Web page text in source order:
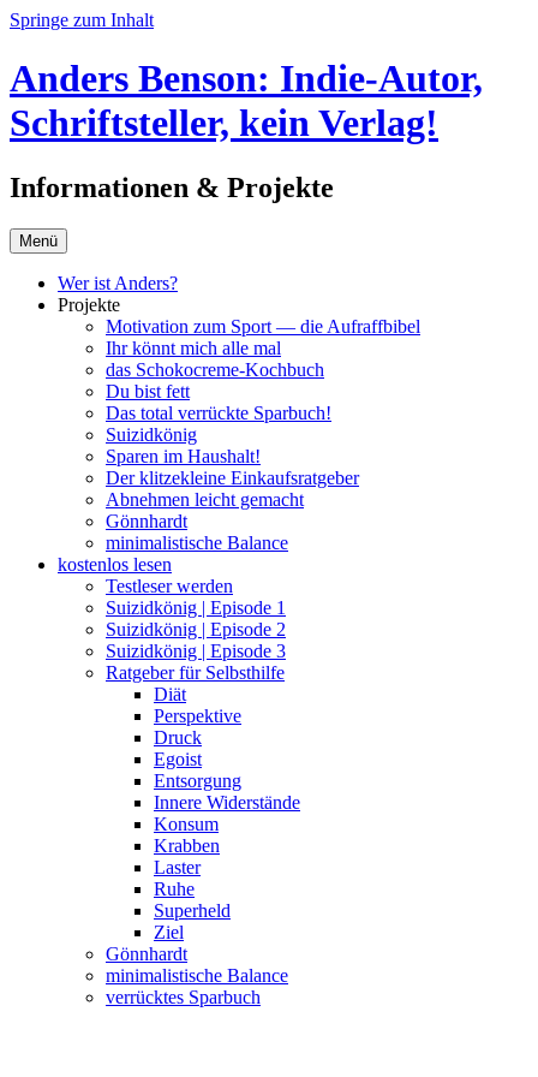
Springe zum Inhalt
Anders Benson: Indie-Autor,
Schriftsteller, kein Verlag!
Informationen & Projekte
Menü
Wer ist Anders?
Projekte
Motivation zum Sport — die Aufraffbibel
Ihr könnt mich alle mal
das Schokocreme-Kochbuch
Du bist fett
Das total verrückte Sparbuch!
Suizidkönig
Sparen im Haushalt!
Der klitzekleine Einkaufsratgeber
Abnehmen leicht gemacht
Gönnhardt
minimalistische Balance
kostenlos lesen
Testleser werden
Suizidkönig | Episode 1
Suizidkönig | Episode 2
Suizidkönig | Episode 3
Ratgeber für Selbsthilfe
Diät
Perspektive
Druck
Egoist
Entsorgung
Innere Widerstände
Konsum
Krabben
Laster
Ruhe
Superheld
Ziel
Gönnhardt
minimalistische Balance
verrücktes Sparbuch